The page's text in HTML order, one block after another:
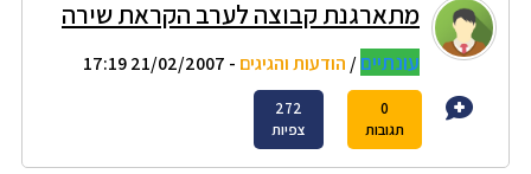
מתארגנת קבוצה לערב הקראת שירה
עונתיים/ הודעות והגיגים - 21/02/2007 17:19
0
תגובות
272
צפיות